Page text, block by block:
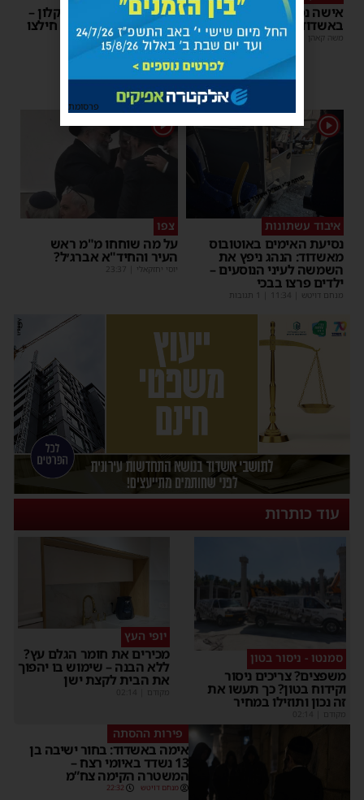
אישה נפלה מסולם במחסן
באשדוד
משה קאהן 17:31
תינוק ננעל ברכב באשקלון –
המתנדבים האשדודים חילצו
אותו בשלום
משה קאהן |
11:53
1
איבוד עשתונות
נסיעת האימים באוטובוס
מאשדוד: הנהג ניפץ את
השמשה לעיני הנוסעים –
ילדים פרצו בבכי
מנחם דויטש 11:34
1
צפו
על מה שוחחו מ"מ ראש
העיר והחיד"א אברג׳ל?
יוסי יחזקאלי 23:37
עוד כותרות
סמנטו - ניסור בטון
משפצים? צריכים ניסור
וקידוח בטון? כך תעשו את
זה נכון ותוזילו במחיר
מקודם
יופי העץ
מכירים את חומר הגלם עץ?
ללא הבנה – שימוש בו יהפוך
את הבית לקצת ישן
מקודם
פירות ההסתה
אימה באשדוד: בחור ישיבה בן
13 נשדד באיומי רצח –
המשטרה הקימה צח”מ
מנחם דויטש 22:32
פרסומת